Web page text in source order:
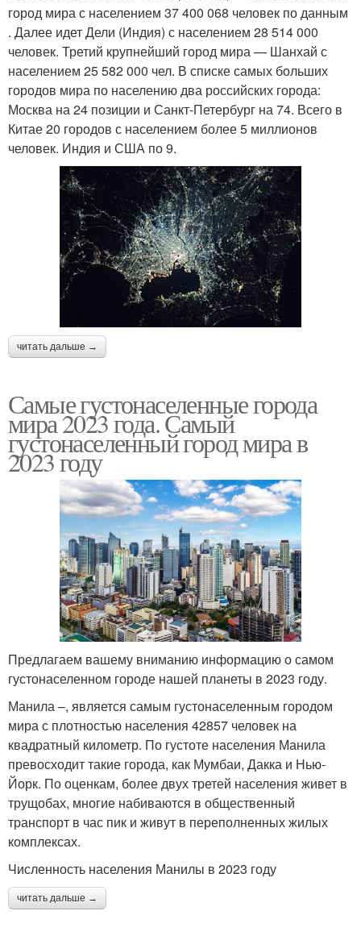
город мира с населением 37 400 068 человек по данным
. Далее идет Дели (Индия) с населением 28 514 000
человек. Третий крупнейший город мира — Шанхай с
населением 25 582 000 чел. В списке самых больших
городов мира по населению два российских города:
Москва на 24 позиции и Санкт-Петербург на 74. Всего в
Китае 20 городов с населением более 5 миллионов
человек. Индия и США по 9.
читать дальше →
Самые густонаселенные города
мира 2023 года. Самый
густонаселенный город мира в
2023 году
Предлагаем вашему вниманию информацию о самом
густонаселенном городе нашей планеты в 2023 году.
Манила –, является самым густонаселенным городом
мира с плотностью населения 42857 человек на
квадратный километр. По густоте населения Манила
превосходит такие города, как Мумбаи, Дакка и Нью-
Йорк. По оценкам, более двух третей населения живет в
трущобах, многие набиваются в общественный
транспорт в час пик и живут в переполненных жилых
комплексах.
Численность населения Манилы в 2023 году
читать дальше →